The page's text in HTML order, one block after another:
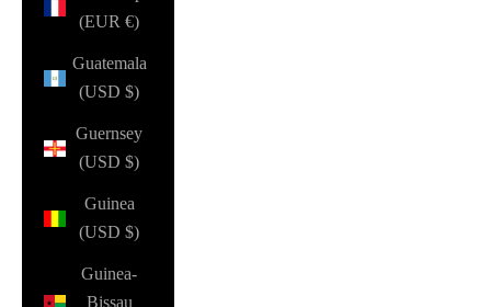
(EUR €)
Guatemala
(USD $)
Guernsey
(USD $)
Guinea
(USD $)
Guinea-
Bissau